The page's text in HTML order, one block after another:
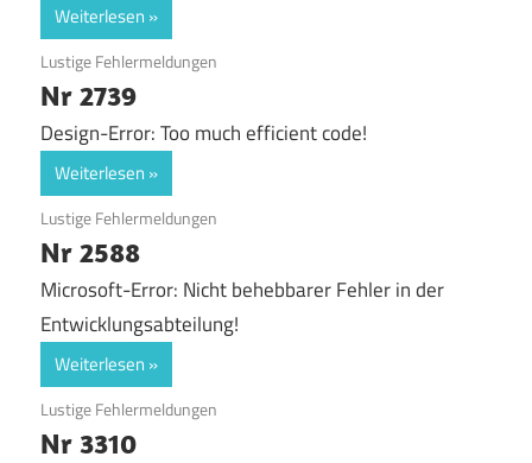
Weiterlesen
29. August 2017
Lustige Fehlermeldungen
Nr 2739
Design-Error: Too much efficient code!
Weiterlesen
12. August 2017
Lustige Fehlermeldungen
Nr 2588
Microsoft-Error: Nicht behebbarer Fehler in der
Entwicklungsabteilung!
Weiterlesen
11. August 2017
Lustige Fehlermeldungen
Nr 3310